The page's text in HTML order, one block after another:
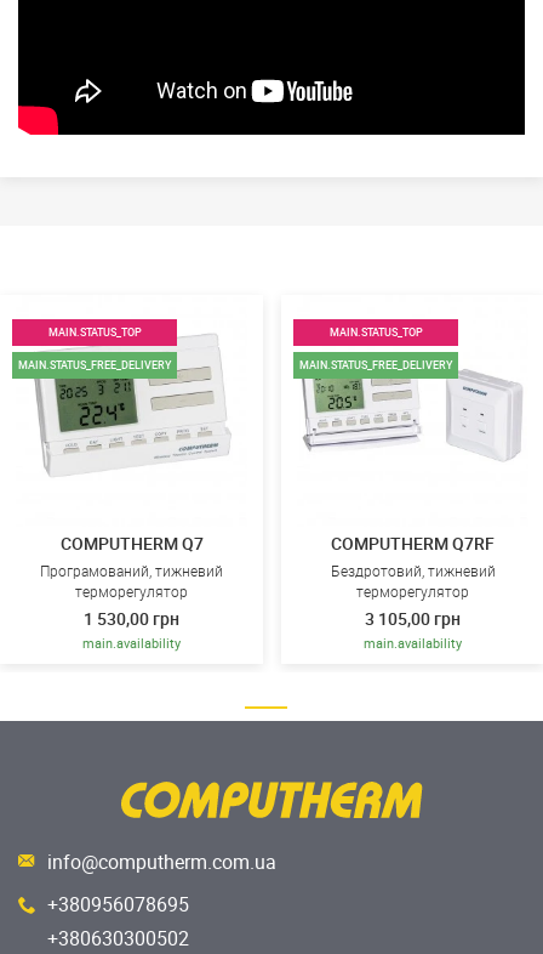
MAIN.STATUS_TOP
MAIN.STATUS_FREE_DELIVERY
COMPUTHERM Q7
Програмований, тижневий
терморегулятор
1 530,00 грн
main.availability
MAIN.STATUS_TOP
MAIN.STATUS_FREE_DELIVERY
COMPUTHERM Q7RF
Бездротовий, тижневий
терморегулятор
3 105,00 грн
main.availability
info@computherm.com.ua
+380956078695
+380630300502